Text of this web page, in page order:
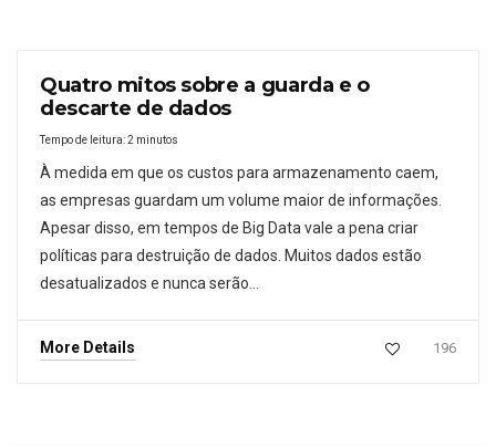
Quatro mitos sobre a guarda e o
descarte de dados
Tempo de leitura:2 minutos
À medida em que os custos para armazenamento caem,
as empresas guardam um volume maior de informações.
Apesar disso, em tempos de Big Data vale a pena criar
políticas para destruição de dados. Muitos dados estão
desatualizados e nunca serão…
More Details 196